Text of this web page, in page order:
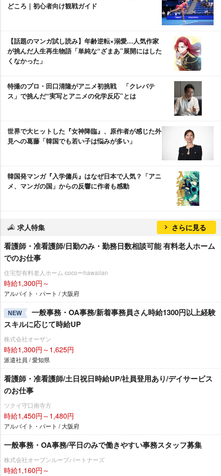
どころ｜初心者向け観戦ガイド
【話題のマンガ試し読み】年齢逆転×溺愛…人気作家
が挑んだ人生再生物語「単純な“ざまあ”展開にはした
くなかった」
特撮のプロ・田口清隆がアニメ初挑戦 「クレバテ
ス」で挑んだ“実写とアニメの化学反応”とは
世界で大ヒットした『女神降臨』、原作者が感じた外
見への葛藤「韓国でも若い子は悩みが多い」
韓国発マンガ『入学傭兵』はなぜ日本で人気？「アニ
メ、マンガの国」からの反響に作者も感動
求人特集 さらに見る
看護師・准看護師/日勤のみ・勤務日数相談可能 有料老人ホーム
でのお仕事
住宅型有料老人ホーム cocoーhawaiian
時給1,300円～
アルバイト・パート / 大阪府
NEW
一般事務・OA事務/新着事務員さん時給1300円以上経験
スキルに応じて時給UP
株式会社オーザン
時給1,300円～1,625円
派遣社員 / 愛知県
看護師・准看護師/土日祝日時給UP/社員登用あり/デイサービス
のお仕事
ツクイ守口南寺方
時給1,450円～1,480円
アルバイト・パート / 大阪府
一般事務・OA事務/平日のみで働きやすい事務スタッフ募集
株式会社オープンループパートナーズ
時給1,160円～